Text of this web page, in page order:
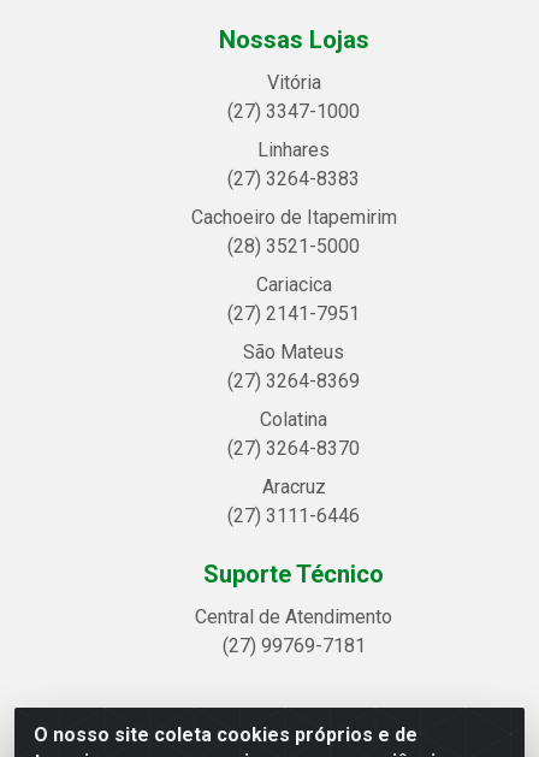
O nosso site coleta cookies próprios e de
Nossas Lojas
Vitória
(27) 3347-1000
Linhares
(27) 3264-8383
Cachoeiro de Itapemirim
(28) 3521-5000
Cariacica
(27) 2141-7951
São Mateus
(27) 3264-8369
Colatina
(27) 3264-8370
Aracruz
(27) 3111-6446
Suporte Técnico
Central de Atendimento
(27) 99769-7181
Linhavix Distribuidora LTDA - Avenida Alegre, 2521 -